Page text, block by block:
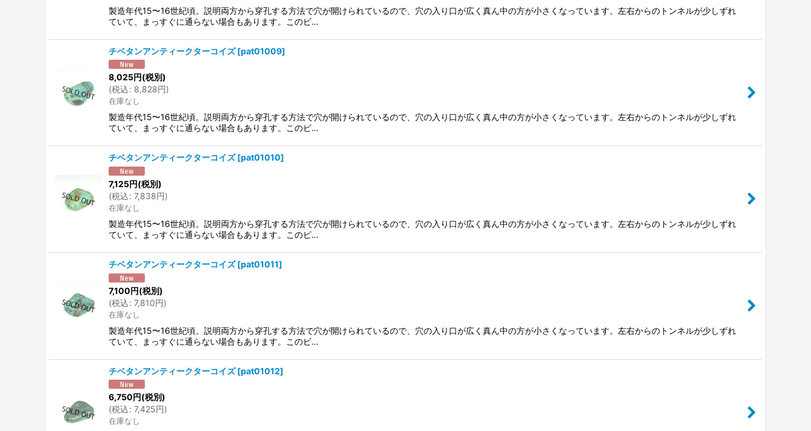
製造年代15〜16世紀頃。説明両方から穿孔する方法で穴が開けられているので、穴の入り口が広く真ん中の方が小さくなっています。左右からのトンネルが少しずれ
ていて、まっすぐに通らない場合もあります。このビ…
チベタンアンティークターコイズ [pat01009]
8,025円(税別)
(税込: 8,828円)
在庫なし
製造年代15〜16世紀頃。説明両方から穿孔する方法で穴が開けられているので、穴の入り口が広く真ん中の方が小さくなっています。左右からのトンネルが少しずれ
ていて、まっすぐに通らない場合もあります。このビ…
チベタンアンティークターコイズ [pat01010]
7,125円(税別)
(税込: 7,838円)
在庫なし
製造年代15〜16世紀頃。説明両方から穿孔する方法で穴が開けられているので、穴の入り口が広く真ん中の方が小さくなっています。左右からのトンネルが少しずれ
ていて、まっすぐに通らない場合もあります。このビ…
チベタンアンティークターコイズ [pat01011]
7,100円(税別)
(税込: 7,810円)
在庫なし
製造年代15〜16世紀頃。説明両方から穿孔する方法で穴が開けられているので、穴の入り口が広く真ん中の方が小さくなっています。左右からのトンネルが少しずれ
ていて、まっすぐに通らない場合もあります。このビ…
チベタンアンティークターコイズ [pat01012]
6,750円(税別)
(税込: 7,425円)
在庫なし